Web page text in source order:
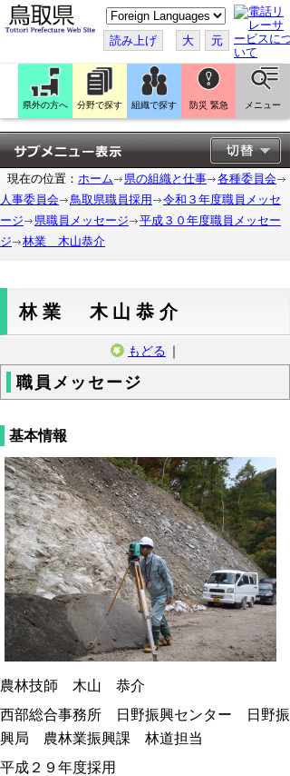
こ
の
ペ
ー
ジ
翻
訳
す
る
読み上げ 大 元
県外の方へ 分野で探す 組織で探す 防災 緊急 メニュー
現在の位置： ホーム 県の組織と仕事
各種委員会
人事委員会
鳥取県職員採用
令和３年度職員メッセ
ージ
県職員メッセージ
平成３０年度職員メッセー
ジ
林業 木山恭介
林業 木山恭介
もどる ｜
職員メッセージ
基本情報
農林技師 木山 恭介
西部総合事務所 日野振興センター 日野振
興局 農林業振興課 林道担当
平成２９年度採用